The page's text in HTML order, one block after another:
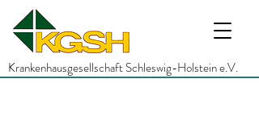
Krankenhausgesellschaft Schleswig-Holstein e.V.